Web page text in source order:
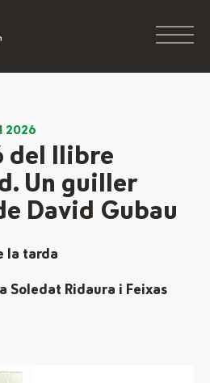
2026
del llibre
Un guiller
David Gubau
la tarda
Soledat Ridaura i Feixas